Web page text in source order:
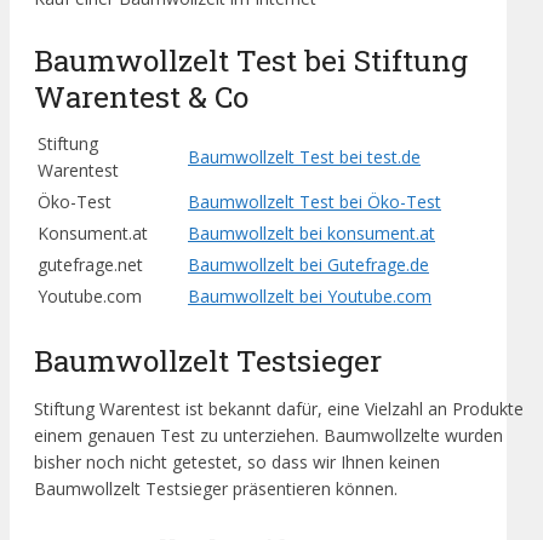
Baumwollzelt Test bei Stiftung
Warentest & Co
Stiftung
Warentest
Baumwollzelt Test bei test.de
Öko-Test
Baumwollzelt Test bei Öko-Test
Konsument.at
Baumwollzelt bei konsument.at
gutefrage.net
Baumwollzelt bei Gutefrage.de
Youtube.com
Baumwollzelt bei Youtube.com
Baumwollzelt Testsieger
Stiftung Warentest ist bekannt dafür, eine Vielzahl an Produkte
einem genauen Test zu unterziehen. Baumwollzelte wurden
bisher noch nicht getestet, so dass wir Ihnen keinen
Baumwollzelt Testsieger präsentieren können.